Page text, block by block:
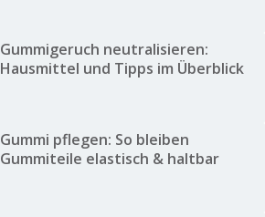
Gummigeruch neutralisieren:
Hausmittel und Tipps im Überblick
Gummi pflegen: So bleiben
Gummiteile elastisch & haltbar